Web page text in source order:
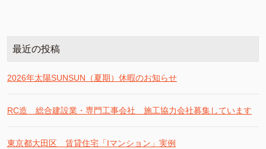
最近の投稿
2026年太陽SUNSUN（夏期）休暇のお知らせ
RC造 総合建設業・専門工事会社 施工協力会社募集しています
東京都大田区 賃貸住宅「Iマンション」実例